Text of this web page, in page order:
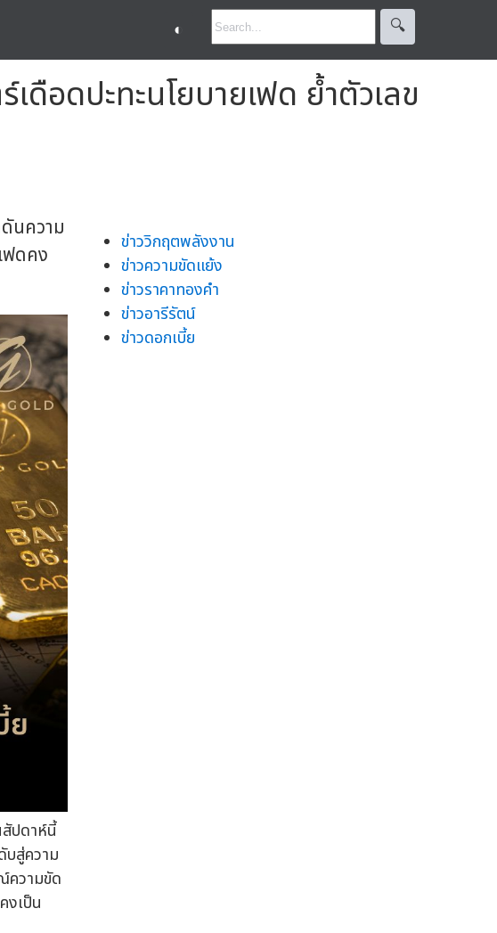
◐ 🔍︎
ดือดปะทะนโยบายเฟด ย้ำตัวเลข
นความ
ดคง
สัปดาห์นี้
บสู่ความ
ความขัด
งเป็น
ข่าววิกฤตพลังงาน
ข่าวความขัดแย้ง
ข่าวราคาทองคำ
ข่าวอารีรัตน์
ข่าวดอกเบี้ย